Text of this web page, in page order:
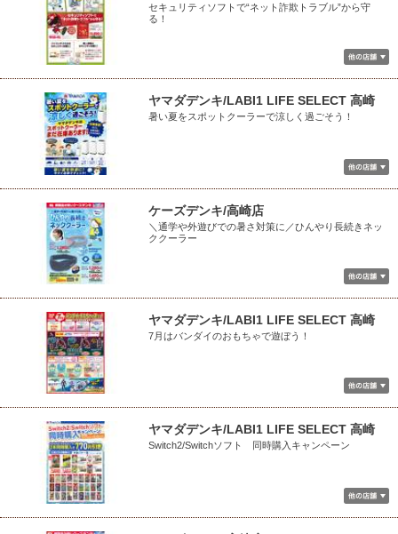
セキュリティソフトで“ネット詐欺トラブル”から守
る！
ヤマダデンキ/LABI1 LIFE SELECT 高崎
暑い夏をスポットクーラーで涼しく過ごそう！
ケーズデンキ/高崎店
＼通学や外遊びでの暑さ対策に／ひんやり長続きネッ
ククーラー
ヤマダデンキ/LABI1 LIFE SELECT 高崎
7月はバンダイのおもちゃで遊ぼう！
ヤマダデンキ/LABI1 LIFE SELECT 高崎
Switch2/Switchソフト 同時購入キャンペーン